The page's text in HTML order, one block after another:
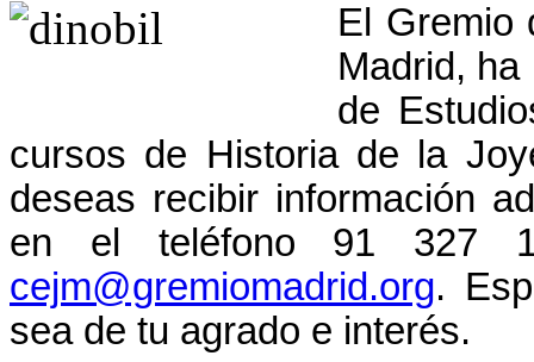
El Gremio
Madrid,
de
cursos de Historia de la
deseas recibir información
en el teléfono 91 327
cejm@gremiomadrid.org.
sea de tu agrado e interés.